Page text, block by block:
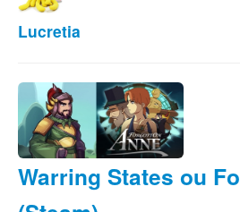
Lucretia
Warring States ou